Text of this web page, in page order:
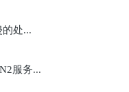
处...
服务...